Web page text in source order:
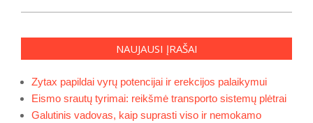
NAUJAUSI ĮRAŠAI
Zytax papildai vyrų potencijai ir erekcijos palaikymui
Eismo srautų tyrimai: reikšmė transporto sistemų plėtrai
Galutinis vadovas, kaip suprasti viso ir nemokamo